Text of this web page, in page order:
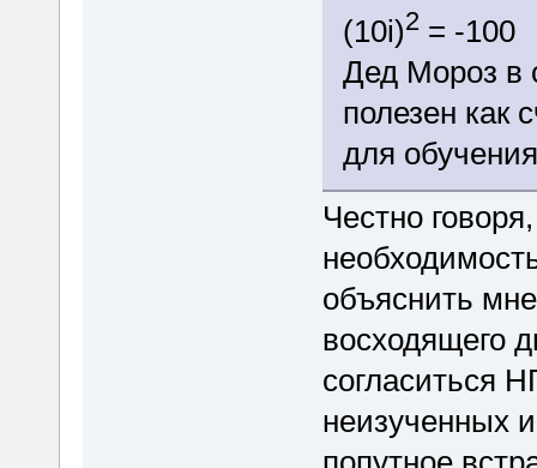
(10i)2 = -100
Дед Мороз в
полезен как
для
Честно
объяснить
восходящего
согласиться
неизученных